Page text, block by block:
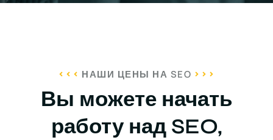
НАШИ ЦЕНЫ НА SEO
Вы можете начать
работу над SEO,